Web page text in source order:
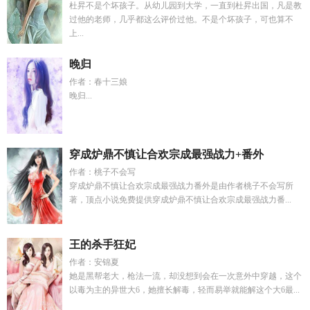
杜昇不是个坏孩子。从幼儿园到大学，一直到杜昇出国，凡是教
过他的老师，几乎都这么评价过他。不是个坏孩子，可也算不
上...
晚归
作者：春十三娘
晚归...
穿成炉鼎不慎让合欢宗成最强战力+番外
作者：桃子不会写
穿成炉鼎不慎让合欢宗成最强战力番外是由作者桃子不会写所
著，顶点小说免费提供穿成炉鼎不慎让合欢宗成最强战力番...
王的杀手狂妃
作者：安锦夏
她是黑帮老大，枪法一流，却没想到会在一次意外中穿越，这个
以毒为主的异世大6，她擅长解毒，轻而易举就能解这个大6最...